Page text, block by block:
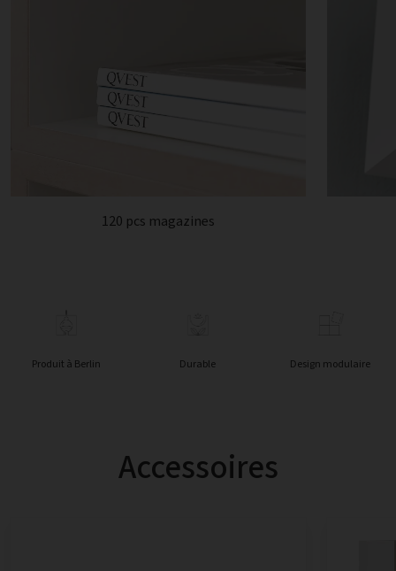
120 pcs magazines
Produit à Berlin Durable Design modulaire
Accessoires